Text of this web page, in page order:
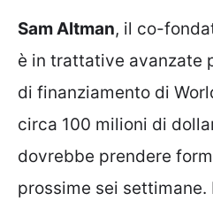
Sam Altman, il co-
è in trattative avanzate
di finanziamento di
circa 100 milioni di
dovrebbe prendere
prossime sei settimane.